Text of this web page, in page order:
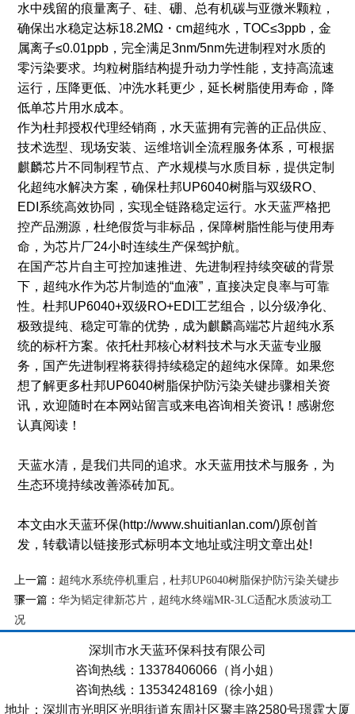
水中残留的痕量离子、硅、硼、总有机碳与亚微米颗粒，
确保出水稳定达标18.2MΩ・cm超纯水，TOC≤3ppb，金
属离子≤0.01ppb，完全满足3nm/5nm先进制程对水质的
零污染要求。均粒树脂结构提升动力学性能，支持高流速
运行，压降更低、冲洗水耗更少，延长树脂使用寿命，降
低单芯片用水成本。
作为杜邦授权代理经销商，水天蓝拥有完善的正品供应、
技术选型、现场安装、运维培训全流程服务体系，可根据
麒麟芯片不同制程节点、产水规模与水质目标，提供定制
化超纯水解决方案，确保杜邦UP6040树脂与双级RO、
EDI系统高效协同，实现全链路稳定运行。水天蓝严格把
控产品溯源，杜绝假货与非标品，保障树脂性能与使用寿
命，为芯片厂24小时连续生产保驾护航。
在国产芯片自主可控加速推进、先进制程持续突破的背景
下，超纯水作为芯片制造的“血液”，直接决定良率与可靠
性。杜邦UP6040+双级RO+EDI工艺组合，以分级净化、
极致提纯、稳定可靠的优势，成为麒麟高端芯片超纯水系
统的标杆方案。依托杜邦核心材料技术与水天蓝专业服
务，国产先进制程将获得持续稳定的超纯水保障。如果您
想了解更多杜邦UP6040树脂保护防污染关键步骤相关资
讯，欢迎随时在本网站留言或来电咨询相关资讯！感谢您
认真阅读！
天蓝水清，是我们共同的追求。水天蓝用技术与服务，为
生态环境持续改善添砖加瓦。
本文由水天蓝环保(http://www.shuitianlan.com/)原创首
发，转载请以链接形式标明本文地址或注明文章出处!
上一篇： 超纯水系统停机重启，杜邦UP6040树脂保护防污染关键步
骤
下一篇： 华为韬定律新芯片，超纯水终端MR-3LC适配水质波动工
况
深圳市水天蓝环保科技有限公司
咨询热线：13378406066（肖小姐）
咨询热线：13534248169（徐小姐）
地址：深圳市光明区光明街道东周社区聚丰路2580号璟霆大厦